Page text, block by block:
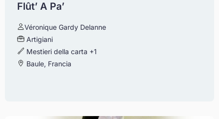
Flût’ A Pa’
Véronique Gardy Delanne
Artigiani
Mestieri della carta +1
Baule, Francia